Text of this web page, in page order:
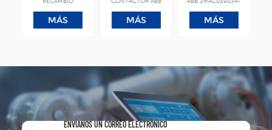
3HAC029157-001
DSQC668
MÁS
ROBOT
MÁS
001 Bloque de
contactos auxiliares
MÁS
ENVÍANOS UN CORREO ELECTRÓNICO